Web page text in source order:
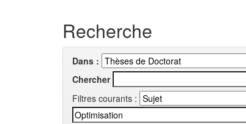
Recherche
Dans :
Chercher
Filtres courants :